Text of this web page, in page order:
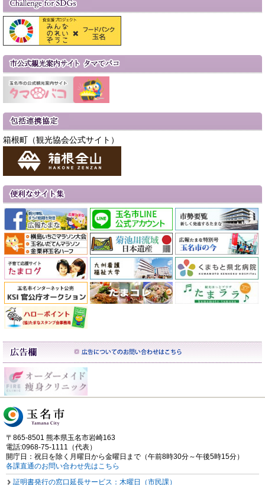
箱根町（観光協会公式サイト）
〒865-8501 熊本県玉名市岩崎163
電話:0968-75-1111（代表）
開庁日：祝日を除く月曜日から金曜日まで（午前8時30分～午後5時15分）
各課直通のお問い合わせ先はこちら
証明書発行の窓口延長サービス：木曜日（市民課）